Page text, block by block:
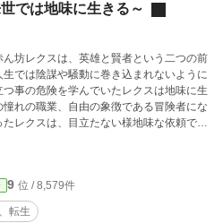
では地味に生きる～
ん坊レクスは、英雄と賢者という二つの前
スは気づいていなかった。 自分の地
は今日も平然と周囲の人間の度肝を抜
9 位 / 8,579件
転生